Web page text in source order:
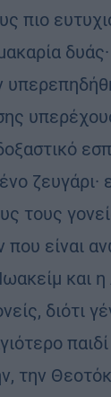
πιο
ζευγάρι·
τους
που είναι
και
διότι
την